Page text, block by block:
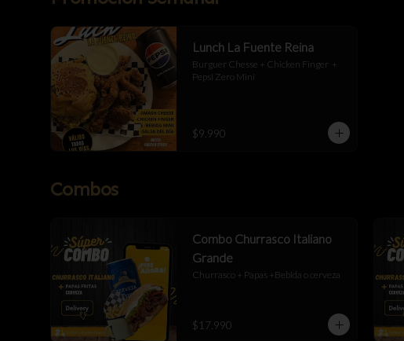
Lunch La Fuente Reina
Burguer Chesse + Chicken Finger  +
Pepsi Zero Mini
$9.990
Combos
Combo Churrasco Italiano
Grande
Churrasco + Papas +Bebida o cerveza
$17.990